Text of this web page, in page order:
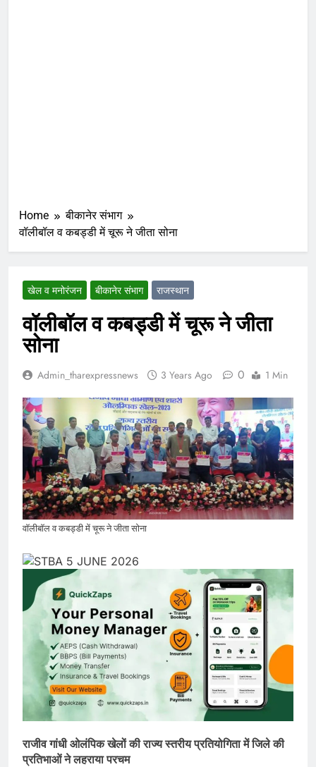
Home
बीकानेर संभाग
वॉलीबॉल व कबड्डी में चूरू ने जीता सोना
खेल व मनोरंजन बीकानेर संभाग राजस्थान
वॉलीबॉल व कबड्डी में चूरू ने जीता
सोना
Admin_tharexpressnews 3 Years Ago 0 1 Min
वॉलीबॉल व कबड्डी में चूरू ने जीता सोना
राजीव गांधी ओलंपिक खेलों की राज्य स्तरीय प्रतियोगिता में जिले की
प्रतिभाओं ने लहराया परचम